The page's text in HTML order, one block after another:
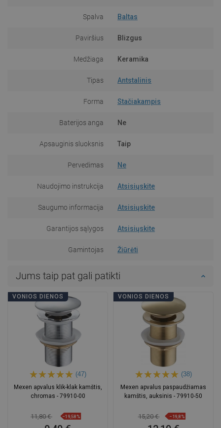
Spalva Baltas
Paviršius Blizgus
Medžiaga Keramika
Tipas Antstalinis
Forma Stačiakampis
Baterijos anga Ne
Apsauginis sluoksnis Taip
Pervedimas Ne
Naudojimo instrukcija Atsisiųskite
Saugumo informacija Atsisiųskite
Garantijos sąlygos Atsisiųskite
Gamintojas Žiūrėti
Jums taip pat gali patikti
VONIOS DIENOS
(47)
Mexen apvalus klik-klak kamštis,
chromas - 79910-00
11,80 € −19,58%
VONIOS DIENOS
(38)
Mexen apvalus paspaudžiamas
kamštis, auksinis - 79910-50
15,20 € −19,8%